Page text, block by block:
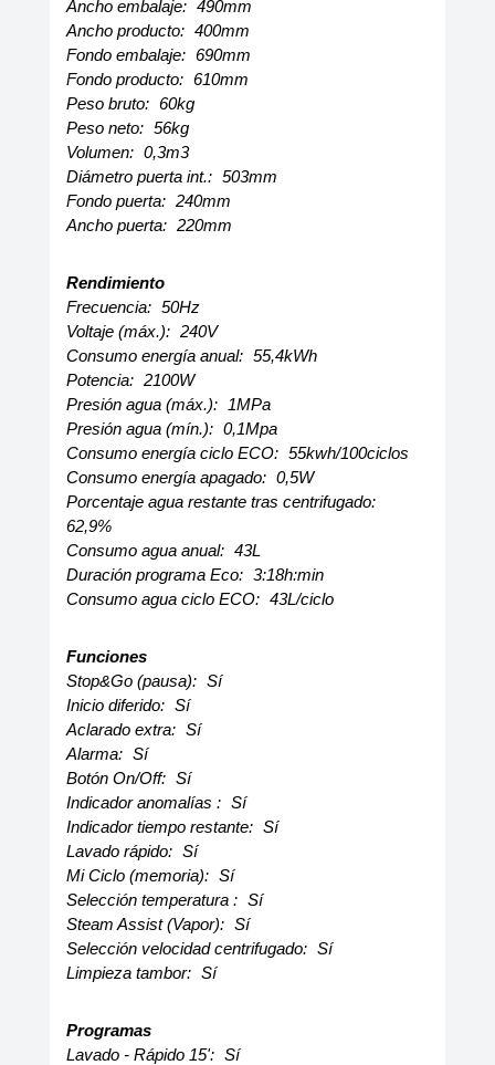
Ancho embalaje: 490mm
Ancho producto: 400mm
Fondo embalaje: 690mm
Fondo producto: 610mm
Peso bruto: 60kg
Peso neto: 56kg
Volumen: 0,3m3
Diámetro puerta int.: 503mm
Fondo puerta: 240mm
Ancho puerta: 220mm
Rendimiento
Frecuencia: 50Hz
Voltaje (máx.): 240V
Consumo energía anual: 55,4kWh
Potencia: 2100W
Presión agua (máx.): 1MPa
Presión agua (mín.): 0,1Mpa
Consumo energía ciclo ECO: 55kwh/100ciclos
Consumo energía apagado: 0,5W
Porcentaje agua restante tras centrifugado:
62,9%
Consumo agua anual: 43L
Duración programa Eco: 3:18h:min
Consumo agua ciclo ECO: 43L/ciclo
Funciones
Stop&Go (pausa): Sí
Inicio diferido: Sí
Aclarado extra: Sí
Alarma: Sí
Botón On/Off: Sí
Indicador anomalías : Sí
Indicador tiempo restante: Sí
Lavado rápido: Sí
Mi Ciclo (memoria): Sí
Selección temperatura : Sí
Steam Assist (Vapor): Sí
Selección velocidad centrifugado: Sí
Limpieza tambor: Sí
Programas
Lavado - Rápido 15': Sí